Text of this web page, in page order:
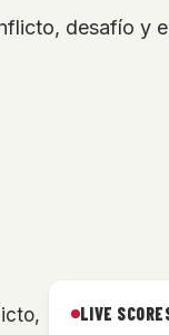
desafío y
LIVE